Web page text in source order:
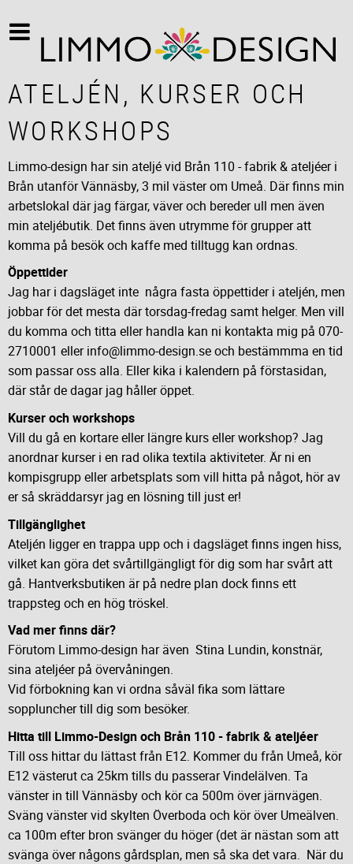
ATELJÉN, KURSER OCH
WORKSHOPS
Limmo-design har sin ateljé vid Brån 110 - fabrik & ateljéer i
Brån utanför Vännäsby, 3 mil väster om Umeå. Där finns min
arbetslokal där jag färgar, väver och bereder ull men även
min ateljébutik. Det finns även utrymme för grupper att
komma på besök och kaffe med tilltugg kan ordnas.
Öppettider
Jag har i dagsläget inte några fasta öppettider i ateljén, men
jobbar för det mesta där torsdag-fredag samt helger. Men vill
du komma och titta eller handla kan ni kontakta mig på 070-
2710001 eller info@limmo-design.se och bestämmma en tid
som passar oss alla. Eller kika i kalendern på förstasidan,
där står de dagar jag håller öppet.
Kurser och workshops
Vill du gå en kortare eller längre kurs eller workshop? Jag
anordnar kurser i en rad olika textila aktiviteter. Är ni en
kompisgrupp eller arbetsplats som vill hitta på något, hör av
er så skräddarsyr jag en lösning till just er!
Tillgänglighet
Ateljén ligger en trappa upp och i dagsläget finns ingen hiss,
vilket kan göra det svårtillgängligt för dig som har svårt att
gå. Hantverksbutiken är på nedre plan dock finns ett
trappsteg och en hög tröskel.
Vad mer finns där?
Förutom Limmo-design har även Stina Lundin, konstnär,
sina ateljéer på övervåningen.
Vid förbokning kan vi ordna såväl fika som lättare
soppluncher till dig som besöker.
Hitta till Limmo-Design och Brån 110 - fabrik & ateljéer
Till oss hittar du lättast från E12. Kommer du från Umeå, kör
E12 västerut ca 25km tills du passerar Vindelälven. Ta
vänster in till Vännäsby och kör ca 500m över järnvägen.
Sväng vänster vid skylten Överboda och kör över Umeälven.
ca 100m efter bron svänger du höger (det är nästan som att
svänga över någons gårdsplan, men så ska det vara. När du